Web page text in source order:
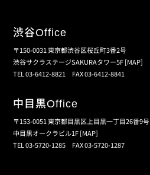
渋谷Office
〒150-0031 東京都渋谷区桜丘町3番2号
渋谷サクラステージSAKURAタワー5F[MAP]
TEL 03-6412-8821 FAX 03-6412-8841
中目黒Office
〒153-0051 東京都目黒区上目黒一丁目26番9号
中目黒オークラビル1F[MAP]
TEL 03-5720-1285 FAX 03-5720-1287